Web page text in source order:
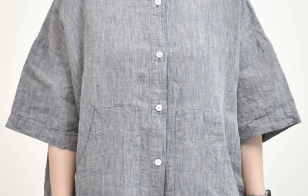
r
m
s
公
式
通
販
セ
レ
ク
ト
シ
ョ
ッ
プ
LADIES
MENS
GOODS
OTHER
FRENCH Bleu ORIGINAL